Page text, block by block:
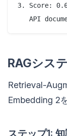
3. Score:
RAGシス
Retrieval-
Embedding 2